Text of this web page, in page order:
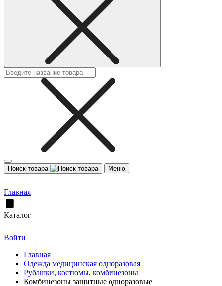
Поиск товара Меню
Главная
Каталог
Войти
Главная
Одежда медицинская одноразовая
Рубашки, костюмы, комбинезоны
Комбинезоны защитные одноразовые